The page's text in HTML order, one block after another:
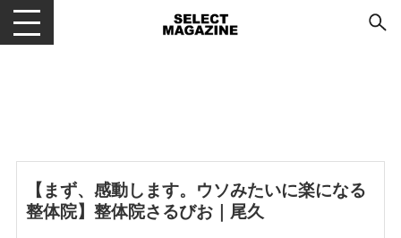
メニューを開閉する
【まず、感動します。ウソみたいに楽になる
整体院】整体院さるびお｜尾久